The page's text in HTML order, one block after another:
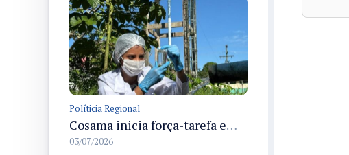
Políticia Regional
Cosama inicia força-tarefa em Anamã para fortalecer abastecimento de água e segurança hídrica da população
03/07/2026